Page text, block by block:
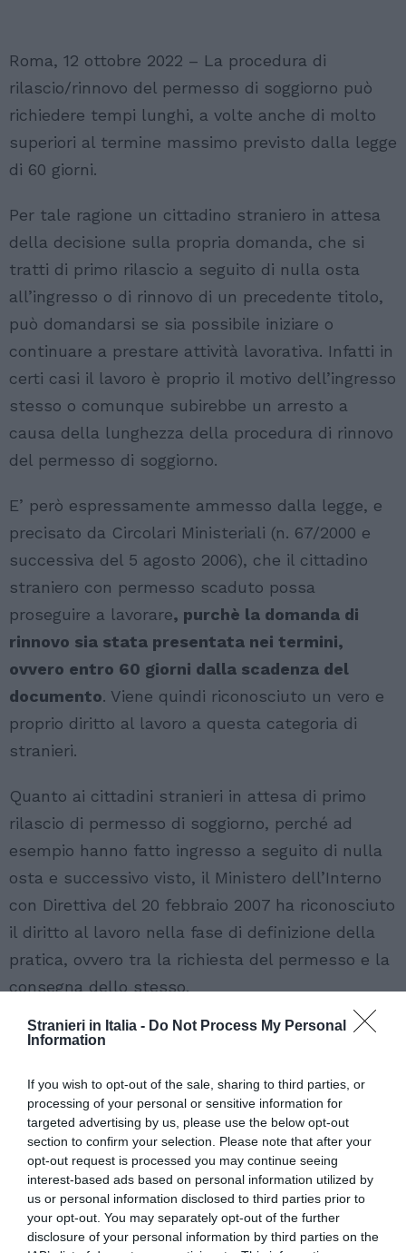
Stranieri in Italia - Do Not Process My Personal
Information
If you wish to opt-out of the sale, sharing to third parties, or
processing of your personal or sensitive information for
targeted advertising by us, please use the below opt-out
section to confirm your selection. Please note that after your
opt-out request is processed you may continue seeing
interest-based ads based on personal information utilized by
us or personal information disclosed to third parties prior to
your opt-out. You may separately opt-out of the further
disclosure of your personal information by third parties on the
Roma, 12 ottobre 2022 – La procedura di
rilascio/rinnovo del permesso di soggiorno può
richiedere tempi lunghi, a volte anche di molto
superiori al termine massimo previsto dalla legge
di 60 giorni.
Per tale ragione un cittadino straniero in attesa
della decisione sulla propria domanda, che si
tratti di primo rilascio a seguito di nulla osta
all’ingresso o di rinnovo di un precedente titolo,
può domandarsi se sia possibile iniziare o
continuare a prestare attività lavorativa. Infatti in
certi casi il lavoro è proprio il motivo dell’ingresso
stesso o comunque subirebbe un arresto a
causa della lunghezza della procedura di rinnovo
del permesso di soggiorno.
E’ però espressamente ammesso dalla legge, e
precisato da Circolari Ministeriali (n. 67/2000 e
successiva del 5 agosto 2006), che il cittadino
straniero con permesso scaduto possa
proseguire a lavorare, purchè la domanda di
rinnovo sia stata presentata nei termini,
ovvero entro 60 giorni dalla scadenza del
documento. Viene quindi riconosciuto un vero e
proprio diritto al lavoro a questa categoria di
stranieri.
Quanto ai cittadini stranieri in attesa di primo
rilascio di permesso di soggiorno, perché ad
esempio hanno fatto ingresso a seguito di nulla
osta e successivo visto, il Ministero dell’Interno
con Direttiva del 20 febbraio 2007 ha riconosciuto
il diritto al lavoro nella fase di definizione della
pratica, ovvero tra la richiesta del permesso e la
consegna dello stesso.